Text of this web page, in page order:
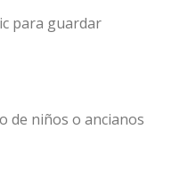
para guardar
de niños o ancianos